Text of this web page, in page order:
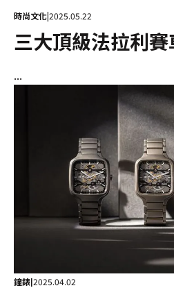
時尚文化|2025.05.22
三大頂級法拉利
...
鐘錶|2025.04.02